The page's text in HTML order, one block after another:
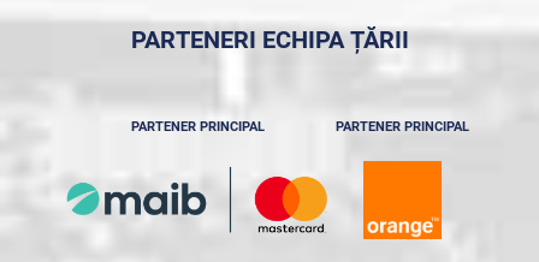
PARTENERI ECHIPA ȚĂRII
PARTENER PRINCIPAL PARTENER PRINCIPAL